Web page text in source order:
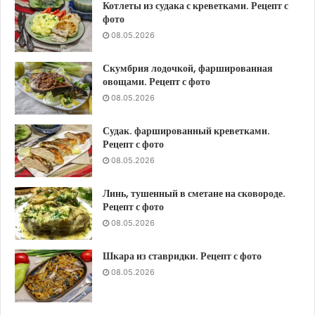
Котлеты из судака с креветками. Рецепт с
фото
08.05.2026
Скумбрия лодочкой, фаршированная
овощами. Рецепт с фото
08.05.2026
Судак. фаршированный креветками.
Рецепт с фото
08.05.2026
Линь, тушенный в сметане на сковороде.
Рецепт с фото
08.05.2026
Шкара из ставридки. Рецепт с фото
08.05.2026